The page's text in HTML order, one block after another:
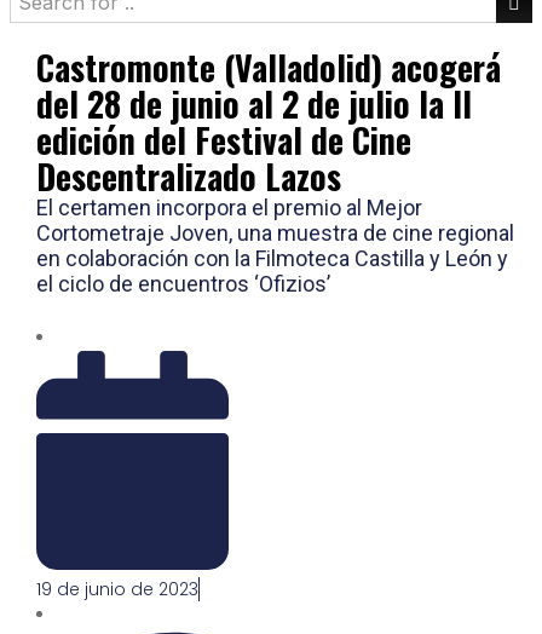
Castromonte (Valladolid) acogerá
del 28 de junio al 2 de julio la II
edición del Festival de Cine
Descentralizado Lazos
El certamen incorpora el premio al Mejor
Cortometraje Joven, una muestra de cine regional
en colaboración con la Filmoteca Castilla y León y
el ciclo de encuentros ‘Ofizios’
19 de junio de 2023